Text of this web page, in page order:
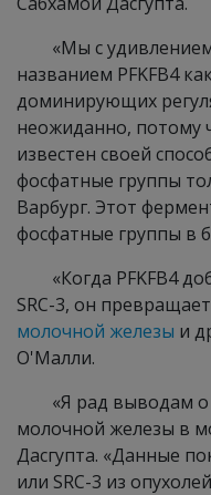
«Мы с
названием PFKFB4
доминирующих
неожиданно, потому
известен своей
фосфатные группы
Варбург. Этот
фосфатные группы в
«Когда PFKFB4
SRC-3, он
молочной железы и
О'Малли.
«Я рад выводам
молочной железы в
Дасгупта. «Данные
или SRC-3 из